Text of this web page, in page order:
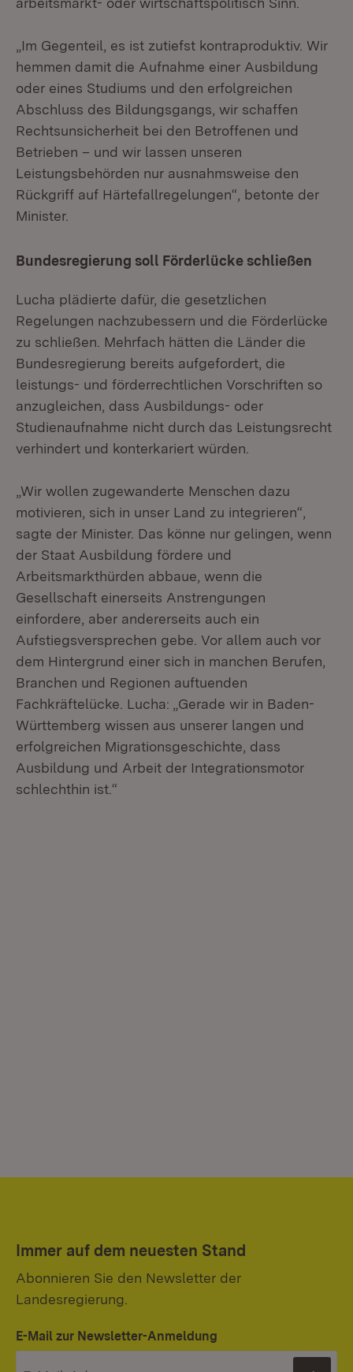
„Im Gegenteil, es ist zutiefst kontraproduktiv. Wir
hemmen damit die Aufnahme einer Ausbildung
oder eines Studiums und den erfolgreichen
Abschluss des Bildungsgangs, wir schaffen
Rechtsunsicherheit bei den Betroffenen und
Betrieben – und wir lassen unseren
Leistungsbehörden nur ausnahmsweise den
Rückgriff auf Härtefallregelungen“, betonte der
Minister.
Bundesregierung soll Förderlücke schließen
Lucha plädierte dafür, die gesetzlichen
Regelungen nachzubessern und die Förderlücke
zu schließen. Mehrfach hätten die Länder die
Bundesregierung bereits aufgefordert, die
leistungs- und förderrechtlichen Vorschriften so
anzugleichen, dass Ausbildungs- oder
Studienaufnahme nicht durch das Leistungsrecht
verhindert und konterkariert würden.
„Wir wollen zugewanderte Menschen dazu
motivieren, sich in unser Land zu integrieren“,
sagte der Minister. Das könne nur gelingen, wenn
der Staat Ausbildung fördere und
Arbeitsmarkthürden abbaue, wenn die
Gesellschaft einerseits Anstrengungen
einfordere, aber andererseits auch ein
Aufstiegsversprechen gebe. Vor allem auch vor
dem Hintergrund einer sich in manchen Berufen,
Branchen und Regionen auftuenden
Fachkräftelücke. Lucha: „Gerade wir in Baden-
Württemberg wissen aus unserer langen und
erfolgreichen Migrationsgeschichte, dass
Ausbildung und Arbeit der Integrationsmotor
schlechthin ist.“
Immer auf dem neuesten Stand
Abonnieren Sie den Newsletter der
Landesregierung.
E-Mail zur Newsletter-Anmeldung